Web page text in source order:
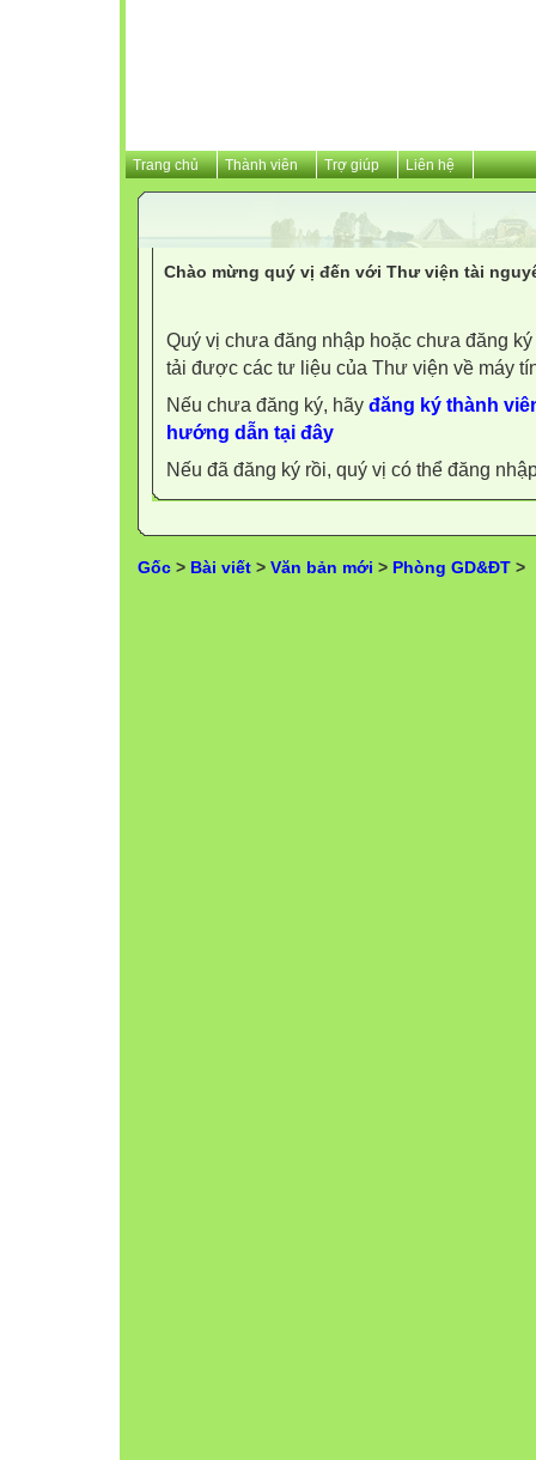
Trang chủ Thành viên Trợ giúp Liên hệ
Chào mừng quý vị đến với Thư viện tài
Quý vị chưa đăng nhập hoặc chưa đăng
tải được các tư liệu của Thư viện về máy
Nếu chưa đăng ký, hãy đăng ký thành
hướng dẫn tại đây
Nếu đã đăng ký rồi, quý vị có thể đăng
Gốc > Bài viết > Văn bản mới > Phòng GD&ĐT >